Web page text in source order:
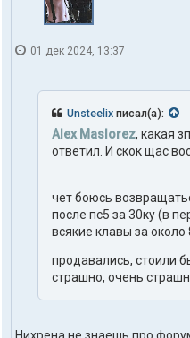
01 дек 2024, 13:37
Unsteelix писал(а):
Alex Maslorez, какая
ответил. И скок щас
чет боюсь
после пс5 за 30ку (в
всякие клавы за около
продавались, стоили
страшно, очень